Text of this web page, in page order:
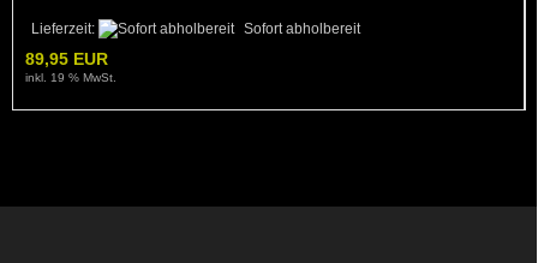
Lieferzeit: Sofort abholbereit
89,95 EUR
inkl. 19 % MwSt.